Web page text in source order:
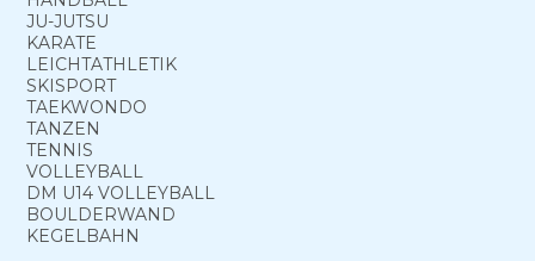
JU-JUTSU
KARATE
LEICHTATHLETIK
SKISPORT
TAEKWONDO
TANZEN
TENNIS
VOLLEYBALL
DM U14 VOLLEYBALL
BOULDERWAND
KEGELBAHN